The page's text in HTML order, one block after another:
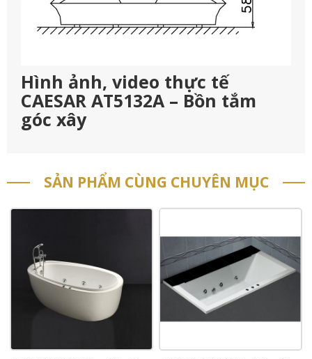
Hình ảnh, video thực tế
CAESAR AT5132A – Bồn tắm
góc xây
SẢN PHẨM CÙNG CHUYÊN MỤC